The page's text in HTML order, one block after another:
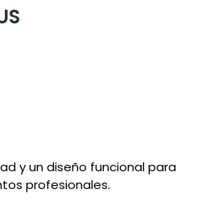
y un diseño funcional para
profesionales.